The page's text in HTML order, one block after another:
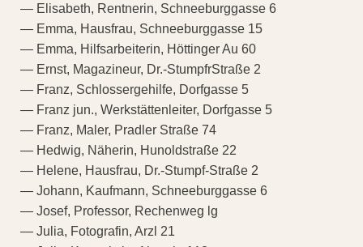
— Elisabeth, Rentnerin, Schneeburggasse 6
— Emma, Hausfrau, Schneeburggasse 15
— Emma, Hilfsarbeiterin, Höttinger Au 60
— Ernst, Magazineur, Dr.-StumpfrStraße 2
— Franz, Schlossergehilfe, Dorfgasse 5
— Franz jun., Werkstättenleiter, Dorfgasse 5
— Franz, Maler, Pradler Straße 74
— Hedwig, Näherin, Hunoldstraße 22
— Helene, Hausfrau, Dr.-Stumpf-Straße 2
— Johann, Kaufmann, Schneeburggasse 6
— Josef, Professor, Rechenweg lg
— Julia, Fotografin, Arzl 21